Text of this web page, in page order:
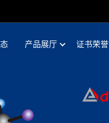
产品展厅 证书荣誉